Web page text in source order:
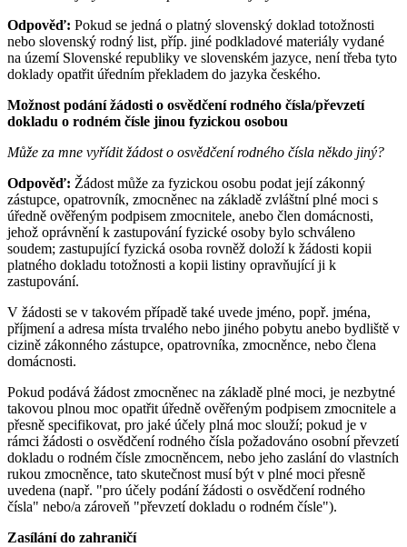
Odpověď: Pokud se jedná o platný slovenský doklad totožnosti
nebo slovenský rodný list, příp. jiné podkladové materiály vydané
na území Slovenské republiky ve slovenském jazyce, není třeba tyto
doklady opatřit úředním překladem do jazyka českého.
Možnost podání žádosti o osvědčení rodného čísla/převzetí
dokladu o rodném čísle jinou fyzickou osobou
Může za mne vyřídit žádost o osvědčení rodného čísla někdo jiný?
Odpověď: Žádost může za fyzickou osobu podat její zákonný
zástupce, opatrovník, zmocněnec na základě zvláštní plné moci s
úředně ověřeným podpisem zmocnitele, anebo člen domácnosti,
jehož oprávnění k zastupování fyzické osoby bylo schváleno
soudem; zastupující fyzická osoba rovněž doloží k žádosti kopii
platného dokladu totožnosti a kopii listiny opravňující ji k
zastupování.
V žádosti se v takovém případě také uvede jméno, popř. jména,
příjmení a adresa místa trvalého nebo jiného pobytu anebo bydliště v
cizině zákonného zástupce, opatrovníka, zmocněnce, nebo člena
domácnosti.
Pokud podává žádost zmocněnec na základě plné moci, je nezbytné
takovou plnou moc opatřit úředně ověřeným podpisem zmocnitele a
přesně specifikovat, pro jaké účely plná moc slouží; pokud je v
rámci žádosti o osvědčení rodného čísla požadováno osobní převzetí
dokladu o rodném čísle zmocněncem, nebo jeho zaslání do vlastních
rukou zmocněnce, tato skutečnost musí být v plné moci přesně
uvedena (např. "pro účely podání žádosti o osvědčení rodného
čísla" nebo/a zároveň "převzetí dokladu o rodném čísle").
Zasílání do zahraničí